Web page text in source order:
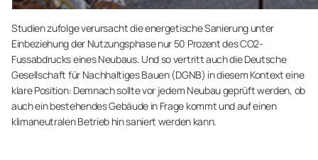
Studien zufolge verursacht die energetische Sanierung unter
Einbeziehung der Nutzungsphase nur 50 Prozent des CO2-
Fussabdrucks eines Neubaus. Und so vertritt auch die Deutsche
Gesellschaft für Nachhaltiges Bauen (DGNB) in diesem Kontext eine
klare Position: Demnach sollte vor jedem Neubau geprüft werden, ob
auch ein bestehendes Gebäude in Frage kommt und auf einen
klimaneutralen Betrieb hin saniert werden kann.